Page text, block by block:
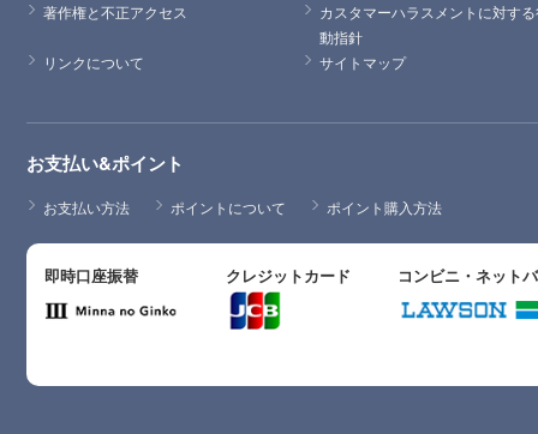
著作権と不正アクセス
カスタマーハラスメントに対す
動指針
リンクについて
サイトマップ
お支払い&ポイント
お支払い方法 ポイントについて ポイント購入方法
即時口座振替 クレジットカード コンビニ・ネット